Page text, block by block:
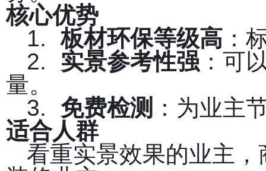
核心优势
1.
板材环保等级高 ：
2.
实景参考性强 ：可
量。
3.
免费检测 ：为业主
适合人群
看重实景效果的业主